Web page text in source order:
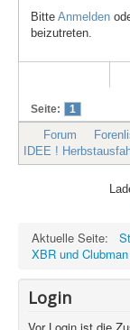
Bitte Anmelden
beizutreten.
Seite: 1
Forum
IDEE !
Aktuelle Seite:
XBR und
Login